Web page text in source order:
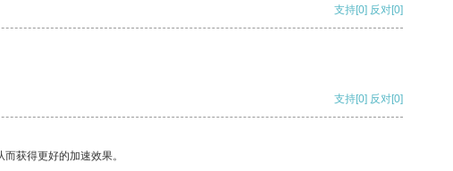
支持[0] 反对[0]
支持[0] 反对[0]
获得更好的加速效果。